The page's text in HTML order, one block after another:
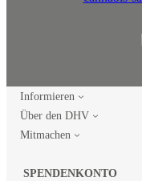
Informieren
Über den DHV
Mitmachen
SPENDENKONTO